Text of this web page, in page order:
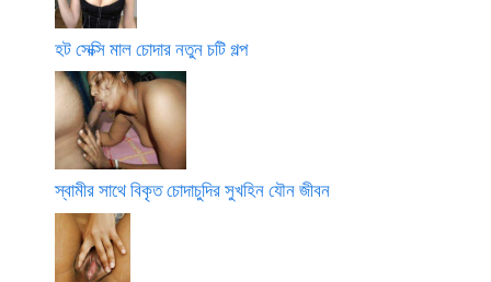
হট সেক্সি মাল চোদার নতুন চটি গল্প
স্বামীর সাথে বিকৃত চোদাচুদির সুখহিন যৌন জীবন